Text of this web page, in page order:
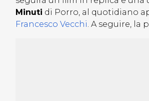
Minuti di Porro, al quotidiano
Francesco Vecchi . A seguire, la